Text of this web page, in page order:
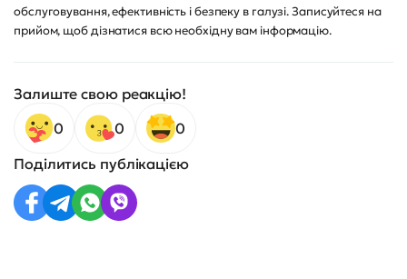
обслуговування, ефективність і безпеку в галузі. Записуйтеся на
прийом, щоб дізнатися всю необхідну вам інформацію.
Залиште свою реакцію!
0
0
0
Поділитись публікацією